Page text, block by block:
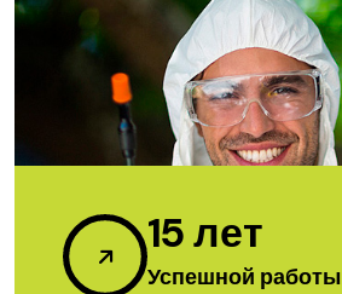
15лет
Успешной работы